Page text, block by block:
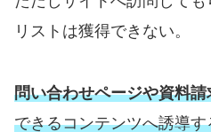
リストは獲得できない。
問い合わせページや資料請
できるコンテンツへ誘導